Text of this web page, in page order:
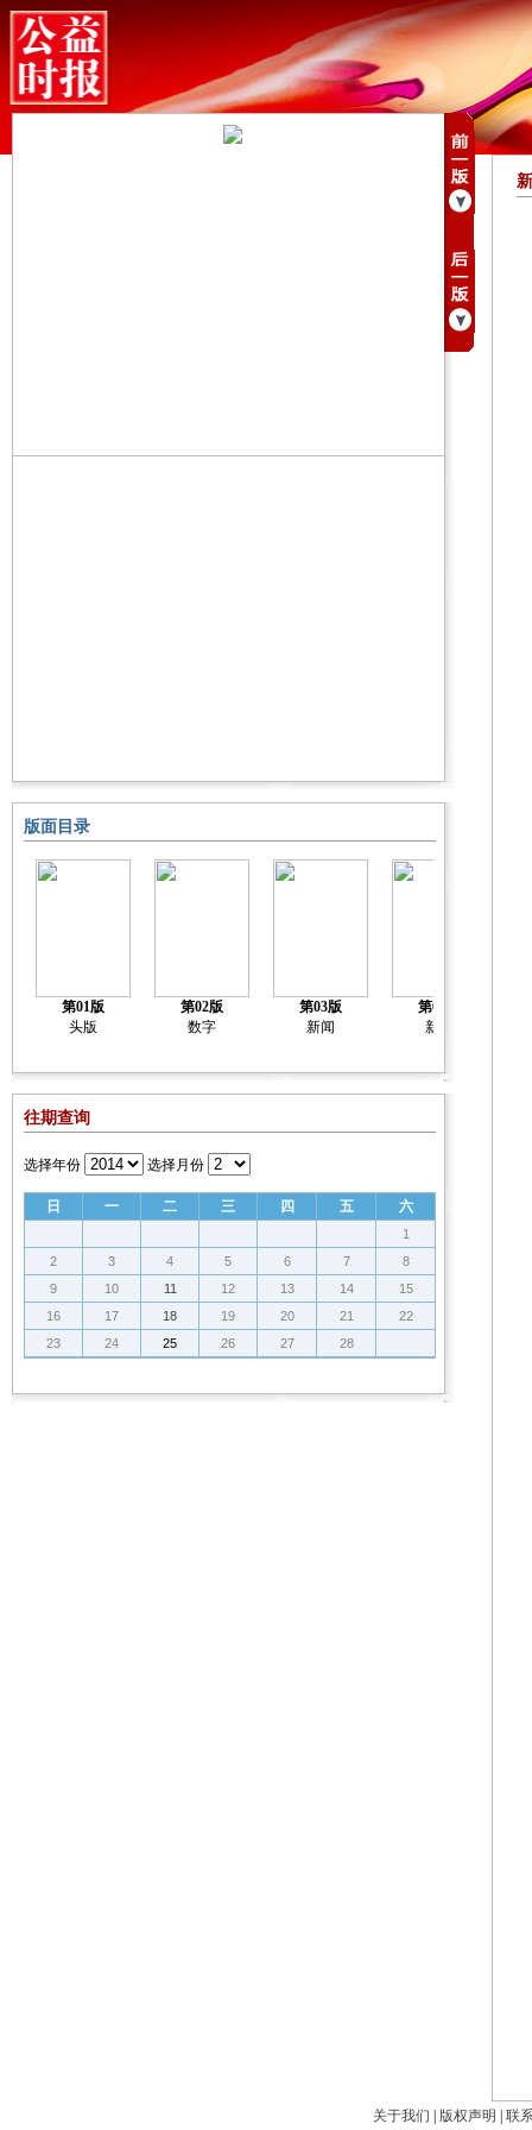
版面目录
第01版
头版
第02版
数字
第03版
新闻
第04版
新闻
往期查询
选择年份 选择月份
日 一 二 三 四 五 六
1
2
3 4 5 6 7
8
9
10 11 12 13 14
15
16
17 18 19 20 21
22
23
24 25 26 27 28
关于我们 版权声明 联